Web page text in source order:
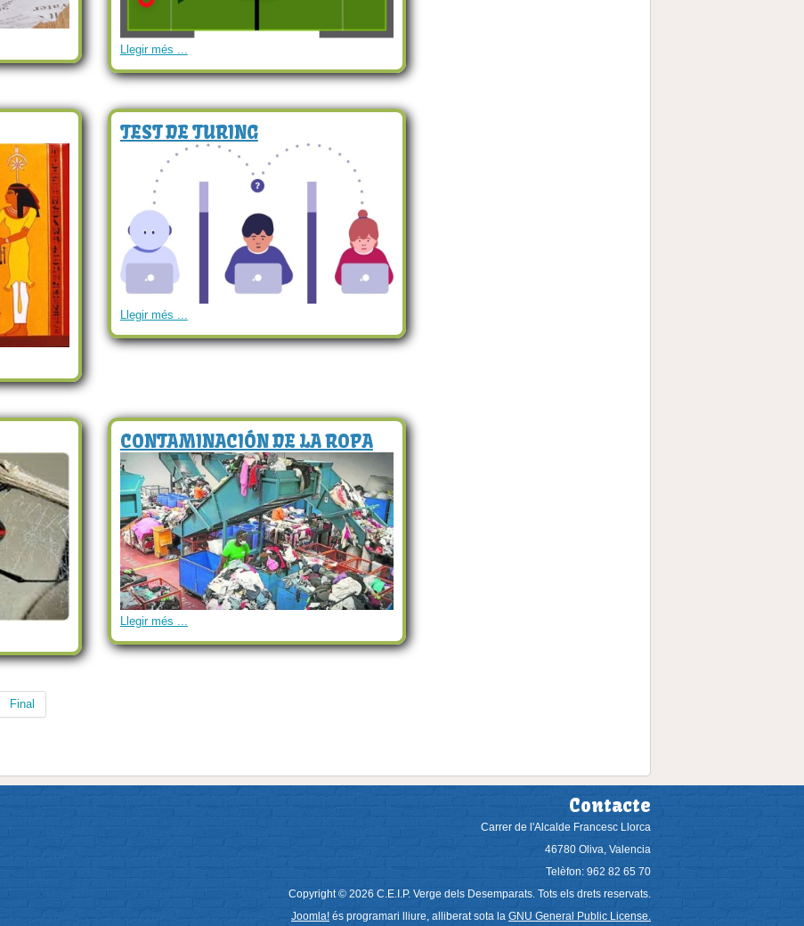
Llegir més ...
TEST DE TURING
Llegir més ...
CONTAMINACIÓN DE LA ROPA
Llegir més ...
Final
Contacte
Carrer de l'Alcalde Francesc Llorca
46780 Oliva, Valencia
Telèfon: 962 82 65 70
Copyright © 2026 C.E.I.P. Verge dels Desemparats. Tots els drets reservats.
Joomla! és programari lliure, alliberat sota la GNU General Public License.